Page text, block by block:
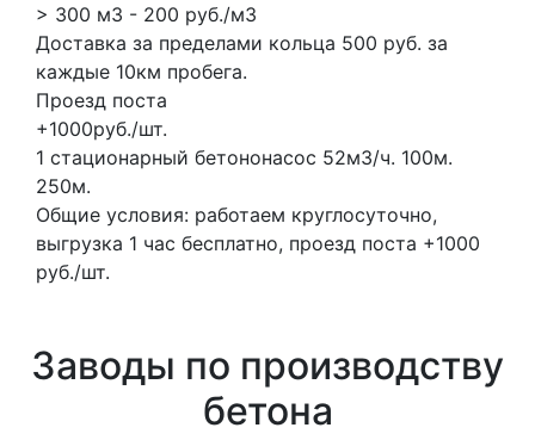
> 300 м3 - 200 руб./м3
Доставка за пределами кольца 500 руб. за
каждые 10км пробега.
Проезд поста
+1000руб./шт.
1 стационарный бетононасос 52м3/ч. 100м.
250м.
Общие условия: работаем круглосуточно,
выгрузка 1 час бесплатно, проезд поста +1000
руб./шт.
Заводы по производству
бетона